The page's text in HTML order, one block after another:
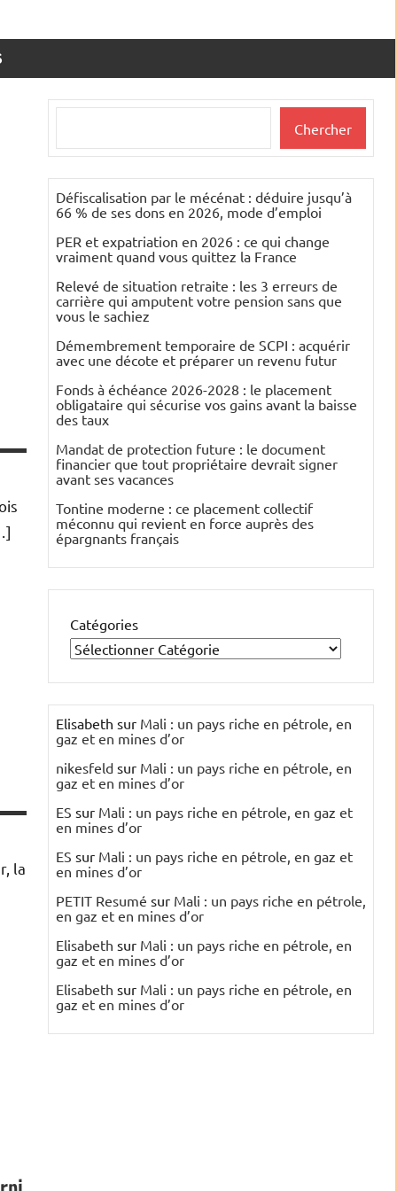
la
Chercher
Défiscalisation par le mécénat : déduire jusqu’à
66 % de ses dons en 2026, mode d’emploi
PER et expatriation en 2026 : ce qui change
vraiment quand vous quittez la France
Relevé de situation retraite : les 3 erreurs de
carrière qui amputent votre pension sans que
vous le sachiez
Démembrement temporaire de SCPI : acquérir
avec une décote et préparer un revenu futur
Fonds à échéance 2026-2028 : le placement
obligataire qui sécurise vos gains avant la baisse
des taux
Mandat de protection future : le document
financier que tout propriétaire devrait signer
avant ses vacances
Tontine moderne : ce placement collectif
méconnu qui revient en force auprès des
épargnants français
Catégories
Elisabeth sur Mali : un pays riche en pétrole, en
gaz et en mines d’or
nikesfeld sur Mali : un pays riche en pétrole, en
gaz et en mines d’or
ES sur Mali : un pays riche en pétrole, en gaz et
en mines d’or
ES sur Mali : un pays riche en pétrole, en gaz et
en mines d’or
PETIT Resumé sur Mali : un pays riche en pétrole,
en gaz et en mines d’or
Elisabeth sur Mali : un pays riche en pétrole, en
gaz et en mines d’or
Elisabeth sur Mali : un pays riche en pétrole, en
gaz et en mines d’or